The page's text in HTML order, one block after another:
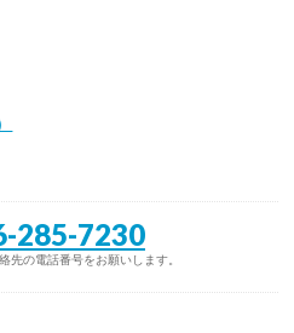
285-7230
先の電話番号をお願いします。